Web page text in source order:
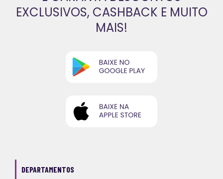
EXCLUSIVOS, CASHBACK E MUITO
MAIS!
DEPARTAMENTOS